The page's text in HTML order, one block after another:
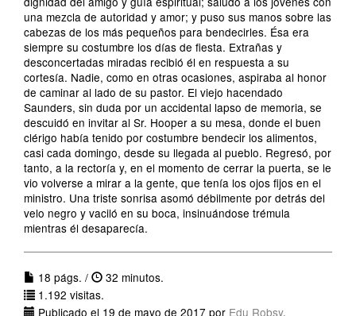
una mezcla de autoridad y amor; y puso sus manos sobre las
cabezas de los más pequeños para bendecirles. Ésa era
siempre su costumbre los días de fiesta. Extrañas y
desconcertadas miradas recibió él en respuesta a su
cortesía. Nadie, como en otras ocasiones, aspiraba al honor
de caminar al lado de su pastor. El viejo hacendado
Saunders, sin duda por un accidental lapso de memoria, se
descuidó en invitar al Sr. Hooper a su mesa, donde el buen
clérigo había tenido por costumbre bendecir los alimentos,
casi cada domingo, desde su llegada al pueblo. Regresó, por
tanto, a la rectoría y, en el momento de cerrar la puerta, se le
vio volverse a mirar a la gente, que tenía los ojos fijos en el
ministro. Una triste sonrisa asomó débilmente por detrás del
velo negro y vaciló en su boca, insinuándose trémula
mientras él desaparecía.
18 págs. /
32 minutos.
1.192 visitas.
Publicado el 19 de mayo de 2017 por Edu Robsy.